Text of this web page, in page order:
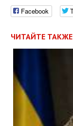
Facebook
ЧИТАЙТЕ ТАКЖЕ